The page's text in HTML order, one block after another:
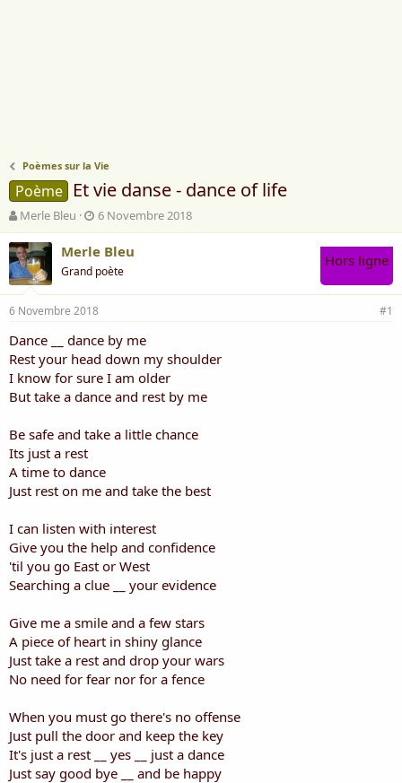
Poèmes sur la Vie
Poème Et vie danse - dance of life
A
u
t
e
u
r
d
e
l
a
d
i
u
s
s
i
Merle Bleu
D
a
t
d
e
d
é
b
u
t
6 Novembre 2018
Merle Bleu
Grand poète
Hors ligne
6 Novembre 2018 #1
Dance __ dance by me
Rest your head down my shoulder
I know for sure I am older
But take a dance and rest by me
Be safe and take a little chance
Its just a rest
A time to dance
Just rest on me and take the best
I can listen with interest
Give you the help and confidence
'til you go East or West
Searching a clue __ your evidence
Give me a smile and a few stars
A piece of heart in shiny glance
Just take a rest and drop your wars
No need for fear nor for a fence
When you must go there's no offense
Just pull the door and keep the key
It's just a rest __ yes __ just a dance
Just say good bye __ and be happy